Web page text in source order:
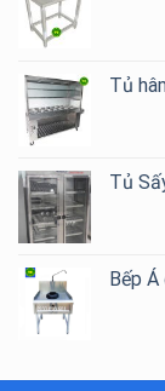
Tủ
Tủ
Bếp Á